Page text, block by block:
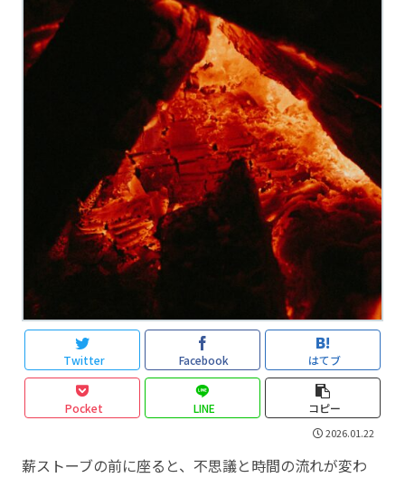
Twitter Facebook はてブ
Pocket LINE コピー
2026.01.22
薪ストーブの前に座ると、不思議と時間の流れが変わ